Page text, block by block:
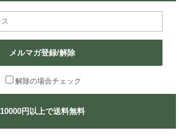
メルマガ登録/解除
解除の場合チェック
10000円以上で送料無料